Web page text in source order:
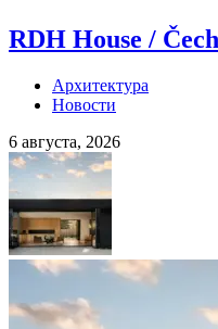
RDH House /
Архитектура
Новости
6 августа, 2026